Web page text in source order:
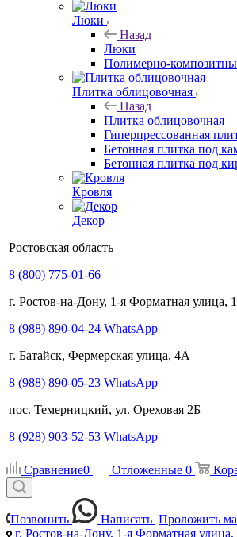
Люки
Назад
Люки
Полимерно-
Плитка облицовочная
Назад
Плитка облицовочная
Гиперпрессованная
Бетонная плитка под
Бетонная плитка под
Кровля
Декор
Ростовская область
8 (800) 775-01-66
г. Ростов-на-Дону, 1-я Форматная улица,
8 (988) 890-04-24 WhatsApp
г. Батайск, Фермерская улица, 4А
8 (988) 890-05-23 WhatsApp
пос. Темерницкий, ул. Ореховая 2Б
8 (928) 903-52-53 WhatsApp
Сравнение0 Отложенные 0
Позвонить Написать Проложить
г. Ростов-на-Дону, 1-я Форматная улица,